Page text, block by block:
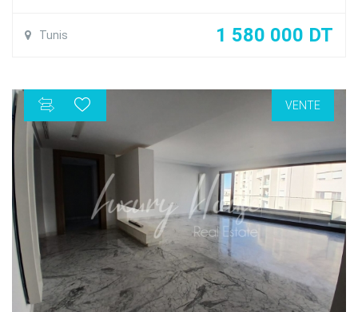
et sécurisée au lac2
équipée avec séchoirs et une chambres de services .
A l'étage : trois suites parentales avec dressing est salle de
bain , et une chambre avec balcon
Le duplex est dotés de la climatisation en Split et du
chauffage central et une place de parking au sous-sol et un
cellier
Tunis 1 580 000 DT
VENTE